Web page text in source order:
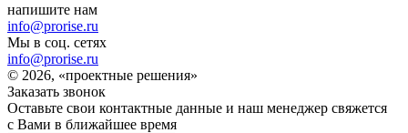
напишите нам
info@prorise.ru
Мы в соц. сетях
info@prorise.ru
© 2026, «проектные решения»
Заказать звонок
Оставьте свои контактные данные и наш менеджер свяжется
с Вами в ближайшее время